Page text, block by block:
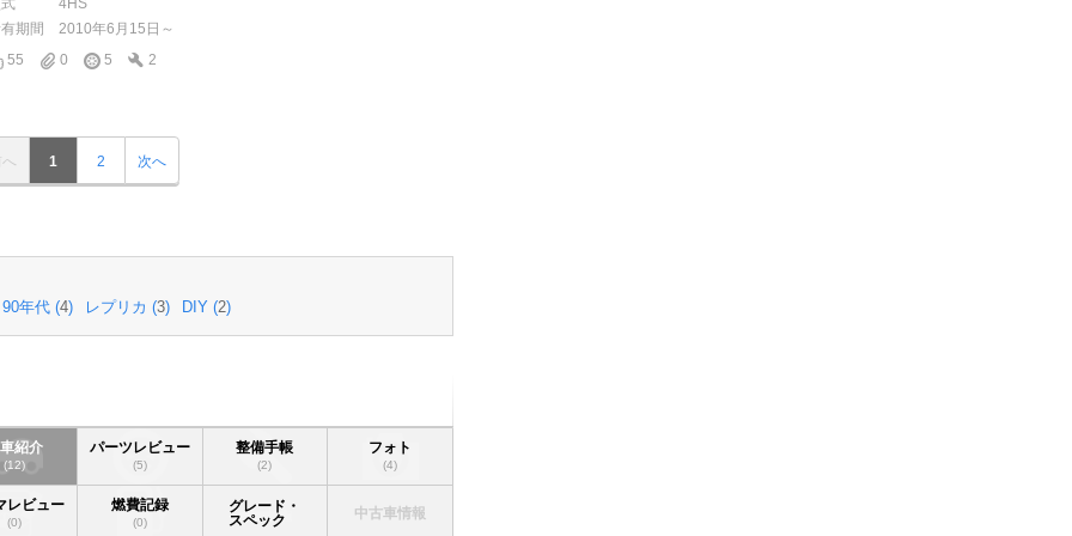
4HS
期間
2010年6月15日～
55
0 5 2
1 2 次へ
90年代 (4) レプリカ (3) DIY (2)
紹介
(12)
パーツレビュー
(5)
整備手帳
(2)
フォト
(4)
レビュー
(0)
燃費記録
(0)
グレード・
スペック
中古車情報